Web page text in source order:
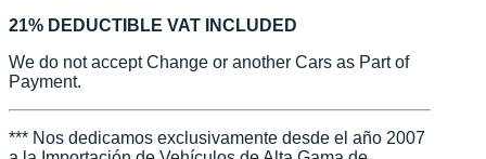
21% DEDUCTIBLE VAT INCLUDED
We do not accept Change or another Cars as Part of
Payment.
*** Nos dedicamos exclusivamente desde el año 2007